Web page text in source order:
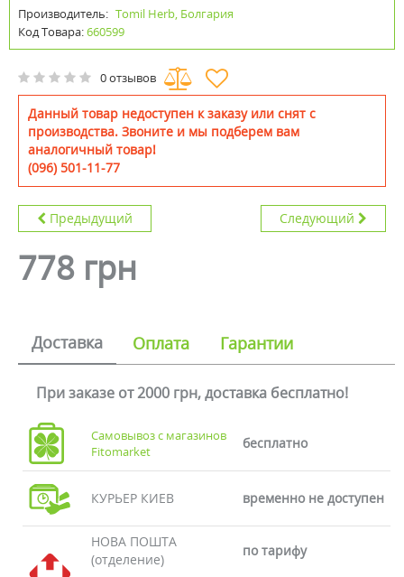
Производитель: Tomil Herb, Болгария
Код Товара:660599
0 отзывов
Данный товар недоступен к заказу или снят с
производства. Звоните и мы подберем вам
аналогичный товар!
(096) 501-11-77
Предыдущий Следующий
778 грн
Доставка Оплата Гарантии
При заказе от 2000 грн, доставка бесплатно!
Самовывоз с магазинов
Fitomarket
бесплатно
КУРЬЕР КИЕВ временно не доступен
НОВА ПОШТА
(отделение)
по тарифу